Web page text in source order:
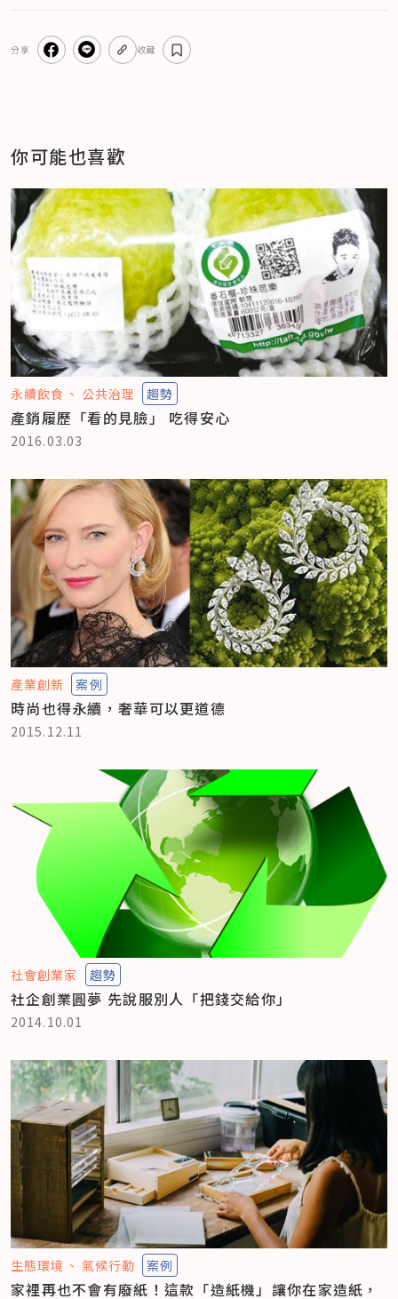
分享 收藏
你可能也喜歡
永續飲食 公共治理 趨勢
產銷履歷「看的見臉」 吃得安心
2016.03.03
產業創新 案例
時尚也得永續，奢華可以更道德
2015.12.11
社會創業家 趨勢
社企創業圓夢 先說服別人「把錢交給你」
2014.10.01
生態環境 氣候行動 案例
家裡再也不會有廢紙！這款「造紙機」讓你在家造紙，